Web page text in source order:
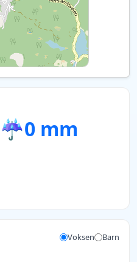
☔0 mm
Voksen Barn